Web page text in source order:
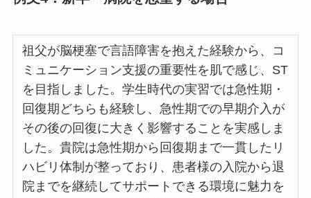
祖父が脳梗塞で言語障害を抱えた経験から、コ
ミュニケーション支援の重要性を肌で感じ、ST
を目指しました。学生時代の実習では急性期・
回復期どちらも経験し、急性期での早期介入が
その後の回復に大きく影響することを実感しま
した。貴院は急性期から回復期まで一貫したリ
ハビリ体制が整っており、患者様の入院から退
院までを継続してサポートできる環境に魅力を